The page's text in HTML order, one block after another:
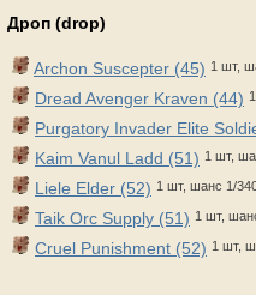
Дроп (drop)
Archon Suscepter (45) 1 шт,
Dread Avenger Kraven (44)
Purgatory Invader Elite
Kaim Vanul Ladd (51) 1 шт,
Liele Elder (52) 1 шт, шанс 1/
Taik Orc Supply (51) 1 шт,
Cruel Punishment (52) 1 шт,